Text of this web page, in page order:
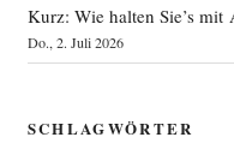
Kurz: Wie halten Sie’s mit
Do., 2. Juli 2026
SCHLAGWÖRTER